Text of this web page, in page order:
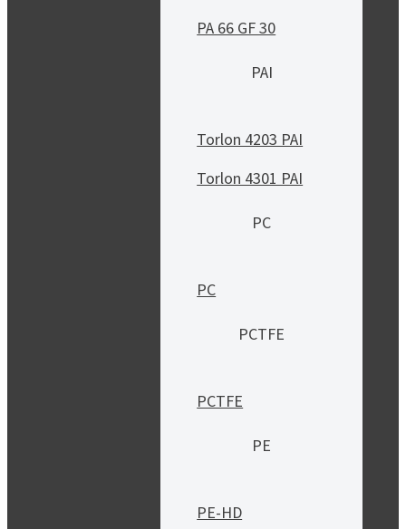
PA 66 GF 30
PAI
Torlon 4203 PAI
Torlon 4301 PAI
PC
PC
PCTFE
PCTFE
PE
PE-HD